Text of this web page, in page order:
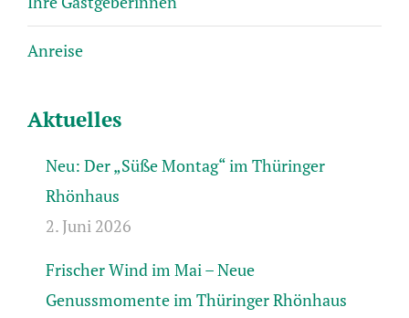
Anreise
Aktuelles
Neu: Der „Süße Montag“ im Thüringer
Rhönhaus
2. Juni 2026
Frischer Wind im Mai – Neue
Genussmomente im Thüringer Rhönhaus